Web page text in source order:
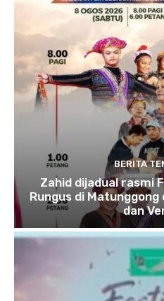
BERITA
Zahid dijadual rasmi
Rungus di
dan